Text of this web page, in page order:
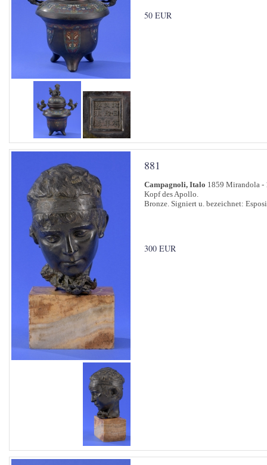
50 EUR
881
Campagnoli, Italo 1859 Mirandola -
Kopf des Apollo.
Bronze. Signiert u. bezeichnet:
300 EUR